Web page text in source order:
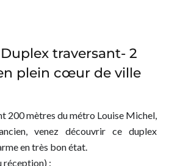
traversant- 2
plein cœur de ville
200 mètres du métro Louise Michel,
venez découvrir ce duplex
en très bon état.
réception) :